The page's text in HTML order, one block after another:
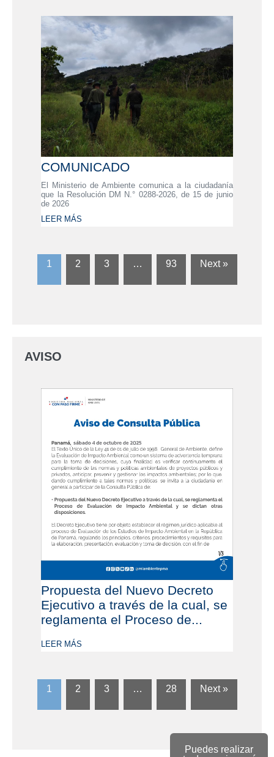
Puedes realizar
COMUNICADO
El Ministerio de Ambiente comunica a la ciudadanía
que la Resolución DM N.° 0288-2026, de 15 de junio
de 2026
LEER MÁS
1 2 3 … 93 Next »
AVISO
Propuesta del Nuevo Decreto
Ejecutivo a través de la cual, se
reglamenta el Proceso de...
LEER MÁS
1 2 3 … 28 Next »